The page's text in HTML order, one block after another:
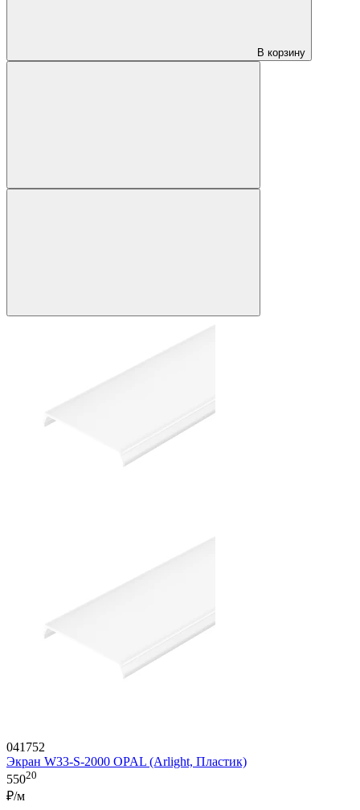
В корзину
041752
Экран W33-S-2000 OPAL (Arlight, Пластик)
55020
₽/м